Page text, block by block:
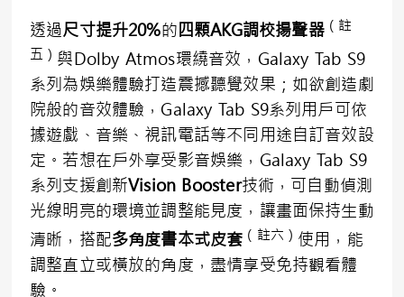
透過尺寸提升20%的四顆AKG調校揚聲器（ 註
五 ） 與Dolby Atmos環繞音效，Galaxy Tab S9
系列為娛樂體驗打造震撼聽覺效果；如欲創造劇
院般的音效體驗，Galaxy Tab S9系列用戶可依
據遊戲、音樂、視訊電話等不同用途自訂音效設
定。若想在戶外享受影音娛樂，Galaxy Tab S9
系列支援創新Vision Booster技術，可自動偵測
光線明亮的環境並調整能見度，讓畫面保持生動
清晰，搭配多角度書本式皮套 （註六） 使用，能
調整直立或橫放的角度，盡情享受免持觀看體
驗。